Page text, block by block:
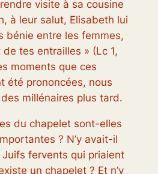
visite à sa cousine
à leur salut, Elisabeth lui
bénie entre les femmes,
tes entrailles » (Lc 1,
moments que ces
été prononcées, nous
millénaires plus tard.
du chapelet sont-elles
? N’y avait-il
fervents qui priaient
un chapelet ? Et n’y